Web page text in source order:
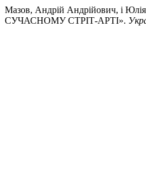
Мазов, Андрій Андрійович, і
СУЧАСНОМУ СТРІТ-АРТІ».